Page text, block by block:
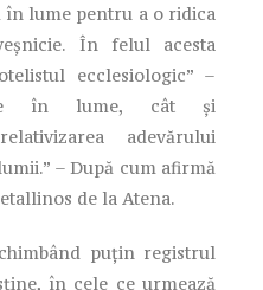
în lume pentru a o ridica
În felul acesta
ecclesiologic” –
în lume, cât şi
adevărului
– După cum afirmă
de la Atena.
puţin registrul
în cele ce urmează